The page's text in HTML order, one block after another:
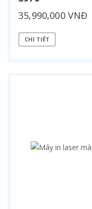
35,990,000 VNĐ
CHI TIẾT